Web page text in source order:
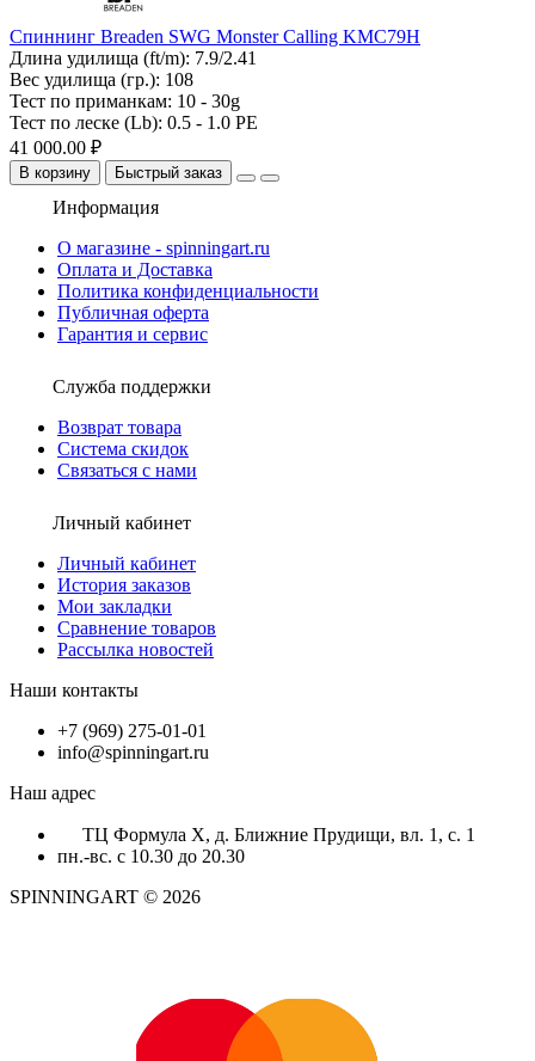
Спиннинг Breaden SWG Monster Calling KMC79H
Длина удилища (ft/m): 7.9/2.41
Вес удилища (гр.): 108
Тест по приманкам: 10 - 30g
Тест по леске (Lb): 0.5 - 1.0 PE
41 000.00 ₽
В корзину Быстрый заказ
Информация
О магазине - spinningart.ru
Оплата и Доставка
Политика конфиденциальности
Публичная оферта
Гарантия и сервис
Служба поддержки
Возврат товара
Система скидок
Связаться с нами
Личный кабинет
Личный кабинет
История заказов
Мои закладки
Сравнение товаров
Рассылка новостей
Наши контакты
+7 (969) 275-01-01
info@spinningart.ru
Наш адрес
ТЦ Формула X, д. Ближние Прудищи, вл. 1, с. 1
пн.-вс. с 10.30 до 20.30
SPINNINGART © 2026